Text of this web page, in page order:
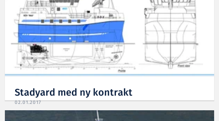
Stadyard med ny kontrakt
02.01.2017